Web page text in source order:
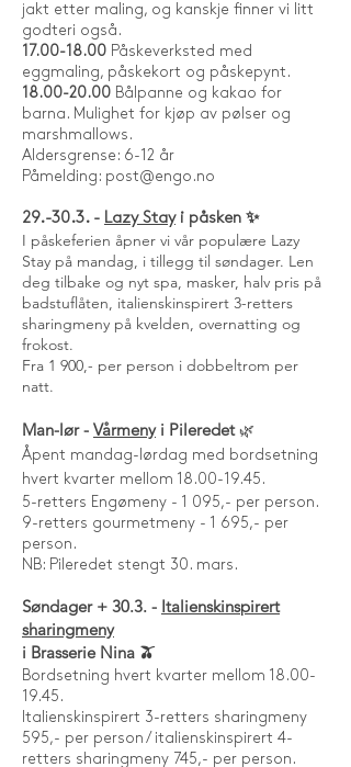
jakt etter maling, og kanskje finner vi litt
godteri også.
17.00-18.00 Påskeverksted med
eggmaling, påskekort og påskepynt.
18.00-20.00 Bålpanne og kakao for
barna. Mulighet for kjøp av pølser og
marshmallows.
Aldersgrense: 6-12 år
Påmelding: post@engo.no
29.-30.3. - Lazy Stayi påsken ✨
I påskeferien åpner vi vår populære Lazy
Stay på mandag, i tillegg til søndager. Len
deg tilbake og nyt spa, masker, halv pris på
badstuflåten, italienskinspirert 3-retters
sharingmeny på kvelden, overnatting og
frokost.
Fra 1 900,- per person i dobbeltrom per
natt.
Man-lør - Vårmenyi Pileredet🌿
Åpent mandag-lørdag med bordsetning
hvert kvarter mellom 18.00-19.45.
5-retters Engømeny - 1 095,- per person.
9-retters gourmetmeny - 1 695,- per
person.
NB: Pileredet stengt 30. mars.
Søndager + 30.3. - Italienskinspirert
sharingmeny
i Brasserie Nina 🫒
Bordsetning hvert kvarter mellom 18.00-
19.45 .
Italienskinspirert 3-retters sharingmeny
595,- per person / italienskinspirert 4-
retters sharingmeny 745,- per person.